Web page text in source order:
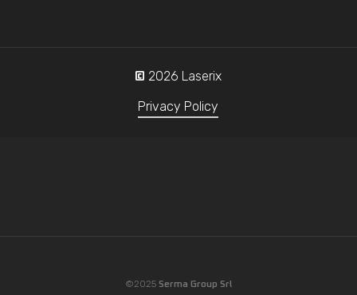
© 2026 Laserix
Privacy Policy
©2025 Serma Group Srl